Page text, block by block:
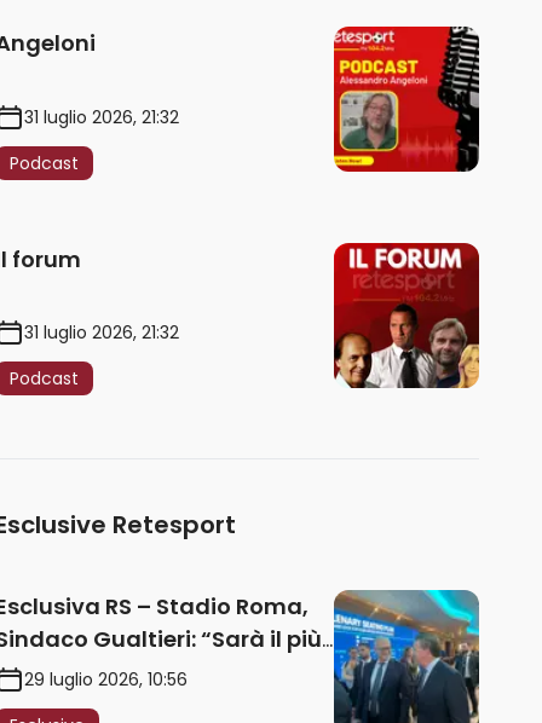
31 luglio 2026, 21:32
Podcast
forum
31 luglio 2026, 21:32
Podcast
Retesport
RS – Stadio Roma,
Gualtieri: “Sarà il più
del mondo. Assoluta
politica. Prima pietra nel
29 luglio 2026, 10:56